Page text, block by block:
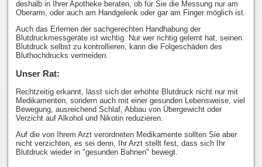
deshalb in Ihrer Apotheke beraten, ob für Sie die Messung nur am
Oberarm, oder auch am Handgelenk oder gar am Finger möglich ist.
Auch das Erlernen der sachgerechten Handhabung der
Blutdruckmessgeräte ist wichtig. Nur wer richtig gelernt hat, seinen
Blutdruck selbst zu kontrollieren, kann die Folgeschäden des
Bluthochdrucks vermeiden.
Unser Rat:
Rechtzeitig erkannt, lässt sich der erhöhte Blutdruck nicht nur mit
Medikamenten, sondern auch mit einer gesunden Lebensweise, viel
Bewegung, ausreichend Schlaf, Abbau von Übergewicht oder
Verzicht auf Alkohol und Nikotin reduzieren.
Auf die von Ihrem Arzt verordneten Medikamente sollten Sie aber
nicht verzichten, es sei denn, Ihr Arzt stellt fest, dass sich Ihr
Blutdruck wieder in "gesunden Bahnen" bewegt.